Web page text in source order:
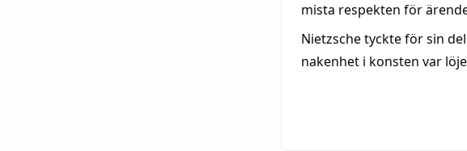
mista respekten för
Nietzsche tyckte för sin
nakenhet i konsten var